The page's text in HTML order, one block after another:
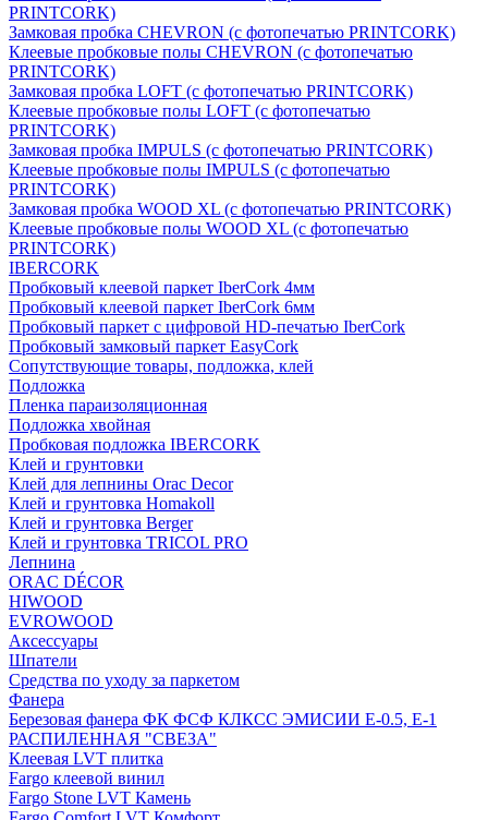
PRINTCORK)
Замковая пробка CHEVRON (с фотопечатью PRINTCORK)
Клеевые пробковые полы CHEVRON (с фотопечатью
PRINTCORK)
Замковая пробка LOFT (с фотопечатью PRINTCORK)
Клеевые пробковые полы LOFT (с фотопечатью
PRINTCORK)
Замковая пробка IMPULS (с фотопечатью PRINTCORK)
Клеевые пробковые полы IMPULS (с фотопечатью
PRINTCORK)
Замковая пробка WOOD XL (с фотопечатью PRINTCORK)
Клеевые пробковые полы WOOD XL (с фотопечатью
PRINTCORK)
IBERCORK
Пробковый клеевой паркет IberCork 4мм
Пробковый клеевой паркет IberCork 6мм
Пробковый паркет с цифровой HD-печатью IberCork
Пробковый замковый паркет EasyCork
Сопутствующие товары, подложка, клей
Подложка
Пленка параизоляционная
Подложка хвойная
Пробковая подложка IBERCORK
Клей и грунтовки
Клей для лепнины Orac Decor
Клей и грунтовка Homakoll
Клей и грунтовка Berger
Клей и грунтовка TRICOL PRO
Лепнина
ORAC DÉCOR
HIWOOD
EVROWOOD
Аксессуары
Шпатели
Средства по уходу за паркетом
Фанера
Березовая фанера ФК ФСФ КЛКСС ЭМИСИИ Е-0.5, Е-1
РАСПИЛЕННАЯ "СВЕЗА"
Клеевая LVT плитка
Fargo клеевой винил
Fargo Stone LVT Камень